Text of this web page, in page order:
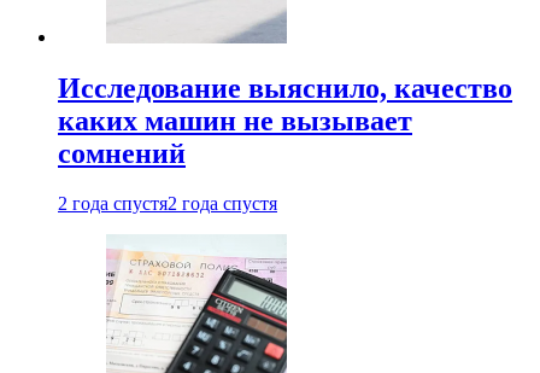
Исследование выяснило, качество
каких машин не вызывает
сомнений
2 года спустя2 года спустя